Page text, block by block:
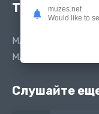
Текст песни
MARO, What's up? -
MARO, What's up? -
Слушайте
muzes.net
Would like to